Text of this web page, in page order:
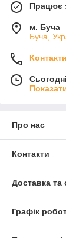
Працює
м. Буча
Буча,
Контакти
Про нас
Контакти
Доставка та
Графік